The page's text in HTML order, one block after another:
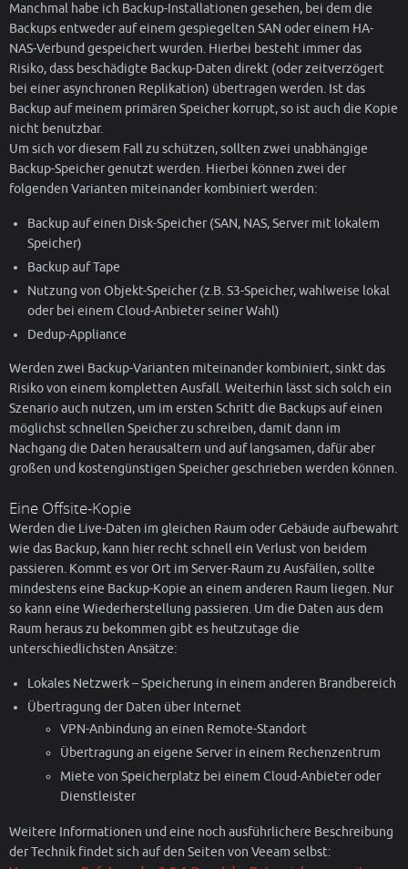
Manchmal habe ich Backup-Installationen gesehen, bei dem die
Backups entweder auf einem gespiegelten SAN oder einem HA-
NAS-Verbund gespeichert wurden. Hierbei besteht immer das
Risiko, dass beschädigte Backup-Daten direkt (oder zeitverzögert
bei einer asynchronen Replikation) übertragen werden. Ist das
Backup auf meinem primären Speicher korrupt, so ist auch die Kopie
nicht benutzbar.
Um sich vor diesem Fall zu schützen, sollten zwei unabhängige
Backup-Speicher genutzt werden. Hierbei können zwei der
folgenden Varianten miteinander kombiniert werden:
Backup auf einen Disk-Speicher (SAN, NAS, Server mit lokalem
Speicher)
Backup auf Tape
Nutzung von Objekt-Speicher (z.B. S3-Speicher, wahlweise lokal
oder bei einem Cloud-Anbieter seiner Wahl)
Dedup-Appliance
Werden zwei Backup-Varianten miteinander kombiniert, sinkt das
Risiko von einem kompletten Ausfall. Weiterhin lässt sich solch ein
Szenario auch nutzen, um im ersten Schritt die Backups auf einen
möglichst schnellen Speicher zu schreiben, damit dann im
Nachgang die Daten herausaltern und auf langsamen, dafür aber
großen und kostengünstigen Speicher geschrieben werden können.
Eine Offsite-Kopie
Werden die Live-Daten im gleichen Raum oder Gebäude aufbewahrt
wie das Backup, kann hier recht schnell ein Verlust von beidem
passieren. Kommt es vor Ort im Server-Raum zu Ausfällen, sollte
mindestens eine Backup-Kopie an einem anderen Raum liegen. Nur
so kann eine Wiederherstellung passieren. Um die Daten aus dem
Raum heraus zu bekommen gibt es heutzutage die
unterschiedlichsten Ansätze:
Lokales Netzwerk – Speicherung in einem anderen Brandbereich
Übertragung der Daten über Internet
VPN-Anbindung an einen Remote-Standort
Übertragung an eigene Server in einem Rechenzentrum
Miete von Speicherplatz bei einem Cloud-Anbieter oder
Dienstleister
Weitere Informationen und eine noch ausführlichere Beschreibung
der Technik findet sich auf den Seiten von Veeam selbst: